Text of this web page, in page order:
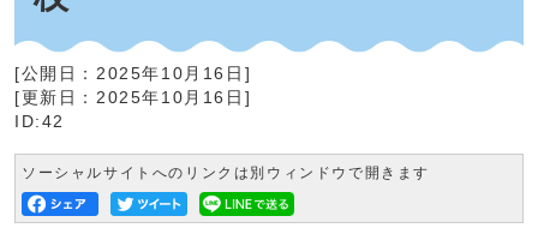
[公開日： 2025年10月16日 ]
[更新日： 2025年10月16日 ]
ID:42
ソーシャルサイトへのリンクは別ウィンドウで開きます